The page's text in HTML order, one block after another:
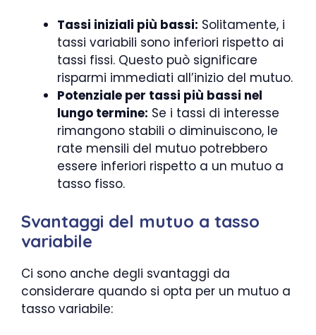
Tassi iniziali più bassi: Solitamente, i
tassi variabili sono inferiori rispetto ai
tassi fissi. Questo può significare
risparmi immediati all’inizio del mutuo.
Potenziale per tassi più bassi nel
lungo termine: Se i tassi di interesse
rimangono stabili o diminuiscono, le
rate mensili del mutuo potrebbero
essere inferiori rispetto a un mutuo a
tasso fisso.
Svantaggi del mutuo a tasso
variabile
Ci sono anche degli svantaggi da
considerare quando si opta per un mutuo a
tasso variabile: